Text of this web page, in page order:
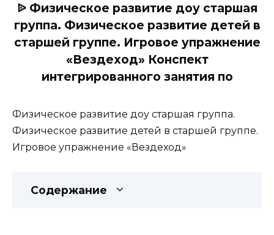
ᐉ Физическое развитие доу старшая
группа. Физическое развитие детей в
старшей группе. Игровое упражнение
«Вездеход» Конспект
интегрированного занятия по
Физическое развитие доу старшая группа.
Физическое развитие детей в старшей группе.
Игровое упражнение «Вездеход»
Содержание